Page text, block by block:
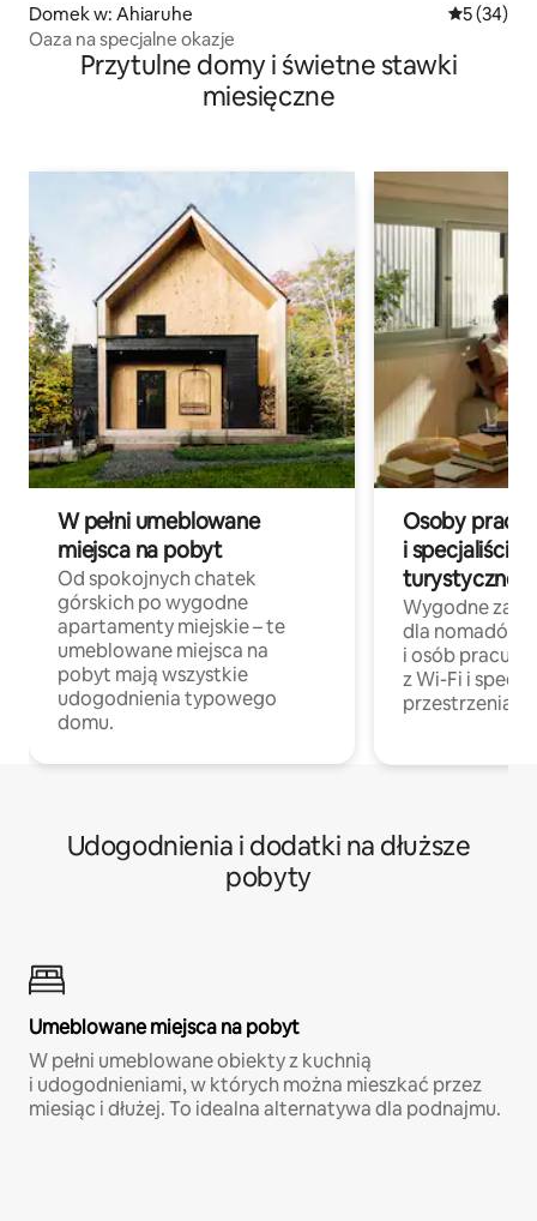
Domek w: Ahiaruhe Średnia
5 (34)
Oaza na specjalne okazje
Przytulne domy i świetne stawki
miesięczne
W pełni umeblowane
miejsca na pobyt
Od spokojnych chatek
górskich po wygodne
apartamenty miejskie – te
umeblowane miejsca na
pobyt mają wszystkie
udogodnienia typowego
domu.
Osoby
i specjaliści z
turystycznej
Wygodne
dla nomadów
i osób
z Wi-Fi i
przestrzenią
Udogodnienia i dodatki na dłuższe
pobyty
Umeblowane miejsca na pobyt
W pełni umeblowane obiekty z kuchnią
i udogodnieniami, w których można mieszkać przez
miesiąc i dłużej. To idealna alternatywa dla podnajmu.